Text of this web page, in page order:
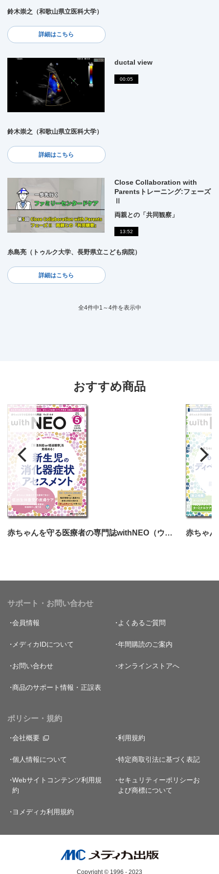
鈴木崇之（和歌山県立医科大学）
詳細はこちら
ductal view
00:05
鈴木崇之（和歌山県立医科大学）
詳細はこちら
Close Collaboration with
Parentsトレーニング:フェーズ
Ⅱ
両親との「共同観察」
13:52
糸島亮（トゥルク大学、長野県立こども病院）
詳細はこちら
全4件中1～4件を表示中
おすすめ商品
赤ちゃんを守る医療者の専門誌withNEO（ウィズネオ）2024年5号
サポート・お問い合わせ
会員情報 よくあるご質問
メディカIDについて 年間購読のご案内
お問い合わせ オンラインストアへ
商品のサポート情報・正誤表
ポリシー・規約
会社概要 利用規約
個人情報について 特定商取引法に基づく表記
Webサイトコンテンツ利用規
約
セキュリティーポリシーお
よび商標について
ヨメディカ利用規約
Copyright © 1996 - 2023